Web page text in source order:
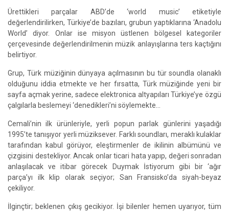
Ürettikleri parçalar ABD’de ‘world music’ etiketiyle
değerlendirilirken, Türkiye’de bazıları, grubun yaptıklarına ‘Anadolu
World’ diyor. Onlar ise misyon üstlenen bölgesel kategoriler
çerçevesinde değerlendirilmenin müzik anlayışlarına ters kaçtığını
belirtiyor.
Grup, Türk müziğinin dünyaya açılmasının bu tür soundla olanaklı
olduğunu iddia etmekte ve her fırsatta, Türk müziğinde yeni bir
sayfa açmak yerine, sadece elektronica altyapıları Türkiye’ye özgü
çalgılarla beslemeyi ‘denedikleri’ni söylemekte…
Cemali’nin ilk ürünleriyle, yerli popun parlak günlerini yaşadığı
1995’te tanışıyor yerli müziksever. Farklı soundları, meraklı kulaklar
tarafından kabul görüyor, eleştirmenler de ikilinin albümünü ve
çizgisini destekliyor. Ancak onlar ticari hata yapıp, değeri sonradan
anlaşılacak ve itibar görecek Duymak İstiyorum gibi bir ‘ağır
parça’yı ilk klip olarak seçiyor; San Fransisko’da siyah-beyaz
çekiliyor.
İlginçtir; beklenen çıkış gecikiyor. İşi bilenler hemen uyarıyor, tüm